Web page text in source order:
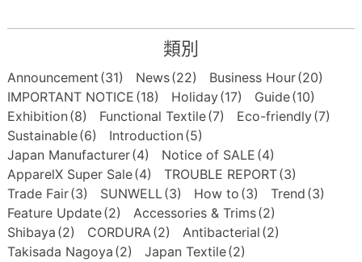
類別
Announcement (31) News(22) Business Hour(20)
IMPORTANT NOTICE (18) Holiday(17) Guide(10)
Exhibition (8) Functional Textile(7) Eco-friendly(7)
Sustainable(6) Introduction (5)
Japan Manufacturer(4) Notice of SALE (4)
ApparelX Super Sale(4) TROUBLE REPORT(3)
Trade Fair(3) SUNWELL(3) How to (3) Trend (3)
Feature Update(2) Accessories & Trims(2)
Shibaya (2) CORDURA(2) Antibacterial (2)
Takisada Nagoya (2) Japan Textile(2)